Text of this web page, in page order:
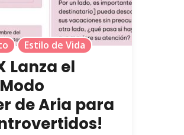
Estilo de Vida
Lanza el
de Aria para